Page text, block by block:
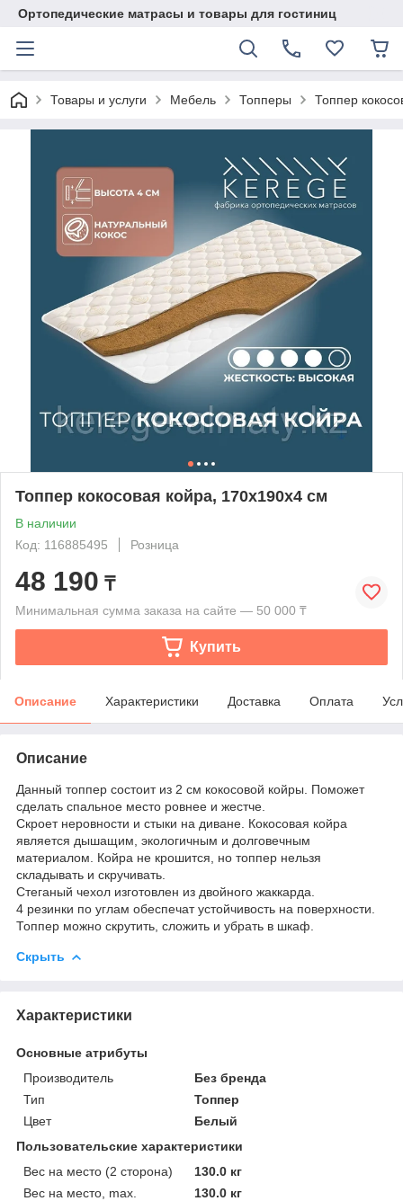
Ортопедические матрасы и товары для гостиниц
Товары и услуги Мебель Топперы Топпер
Топпер кокосовая койра, 170x190x4 см
В наличии
Код: 116885495
Розница
48 190 ₸
Минимальная сумма заказа на сайте — 50 000 ₸
Купить
Описание Характеристики Доставка Оплата
Описание
Данный топпер состоит из 2 см кокосовой койры. Поможет
сделать спальное место ровнее и жестче.
Скроет неровности и стыки на диване. Кокосовая койра
является дышащим, экологичным и долговечным
материалом. Койра не крошится, но топпер нельзя
складывать и скручивать.
Стеганый чехол изготовлен из двойного жаккарда.
4 резинки по углам обеспечат устойчивость на поверхности.
Топпер можно скрутить, сложить и убрать в шкаф.
Скрыть
Характеристики
Основные атрибуты
Производитель
Без бренда
Тип
Топпер
Цвет
Белый
Пользовательские характеристики
Вес на место (2 сторона)
130.0 кг
Вес на место, max.
130.0 кг